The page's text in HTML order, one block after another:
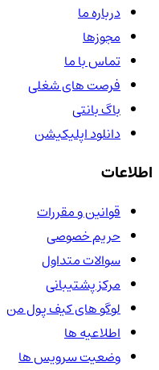
درباره ما
مجوزها
تماس با ما
فرصت های شغلی
باگ بانتی
دانلود اپلیکیشن
اطلاعات
قوانین و مقررات
حریم خصوصی
سوالات متداول
مرکز پشتیبانی
لوگو های کیف پول من
اطلاعیه ها
وضعیت سرویس ها